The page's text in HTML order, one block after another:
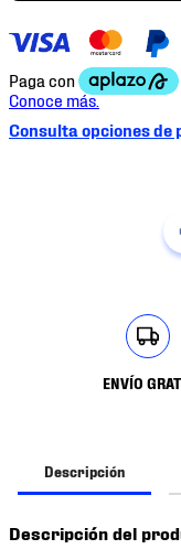
Consulta opciones de
ENVÍO
Descripción
Descripción del